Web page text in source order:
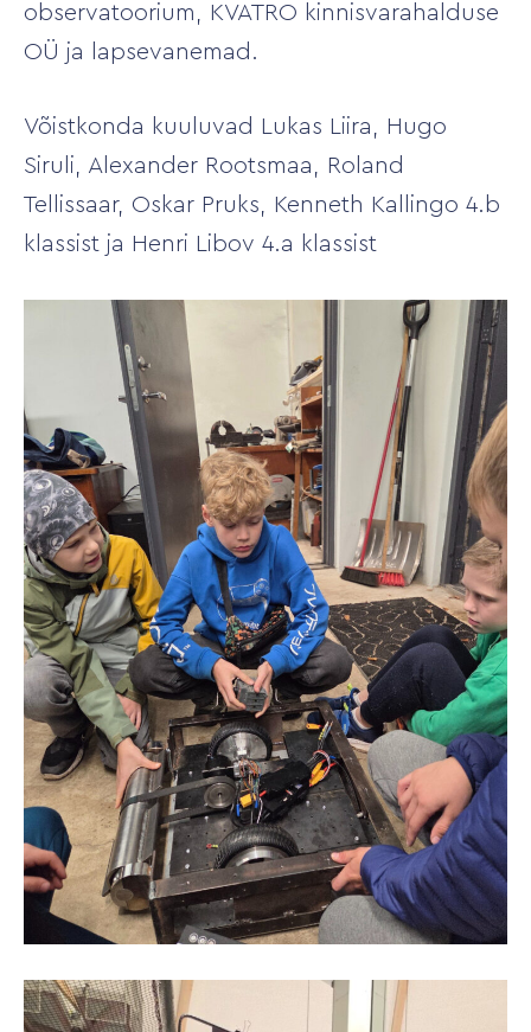
observatoorium, KVATRO kinnisvarahalduse
OÜ ja lapsevanemad.
Võistkonda kuuluvad Lukas Liira, Hugo
Siruli, Alexander Rootsmaa, Roland
Tellissaar, Oskar Pruks, Kenneth Kallingo 4.b
klassist ja Henri Libov 4.a klassist